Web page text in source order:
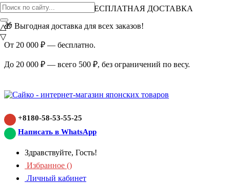
ВНИМАНИЕ АКЦИЯ!
БЕСПЛАТНАЯ ДОСТАВКА
🎁 Выгодная доставка для всех заказов!
От 20 000 ₽ — бесплатно.
До 20 000 ₽ — всего 500 ₽, без ограничений по весу.
+8180-58-53-55-25
Написать в WhatsApp
Здравствуйте, Гость!
Избранное ()
Личный кабинет
△
▽